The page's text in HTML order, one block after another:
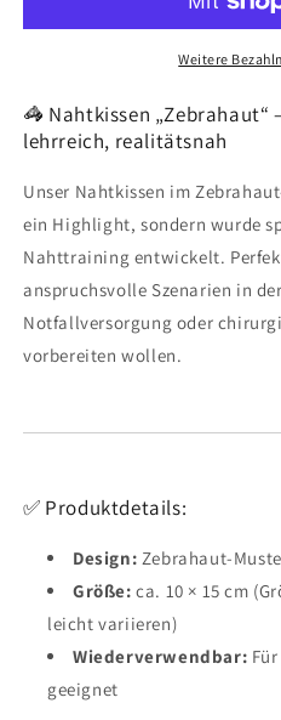
Weitere
🦓 Nahtkissen „Zebrahaut“
lehrreich, realitätsnah
Unser Nahtkissen im
ein Highlight, sondern wurde
Nahttraining entwickelt.
anspruchsvolle Szenarien in
Notfallversorgung oder
vorbereiten wollen.
✅ Produktdetails:
Design: Zebrahaut-
Größe: ca. 10 × 15 cm
leicht variieren)
Wiederverwendbar:
geeignet